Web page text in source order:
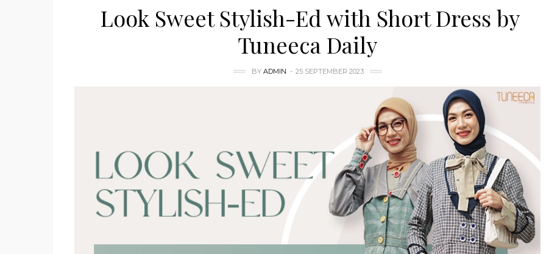
Look Sweet Stylish-Ed with Short Dress by
Tuneeca Daily
BY ADMIN 25 SEPTEMBER 2023